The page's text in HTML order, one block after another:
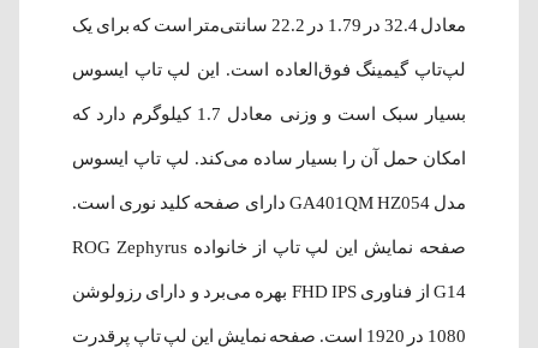
معادل 32.4 در 1.79 در 22.2 سانتی‌متر است که برای یک
لپ‌تاپ گیمینگ فوق‌العاده است. این لپ تاپ ایسوس
بسیار سبک است و وزنی معادل 1.7 کیلوگرم دارد که
امکان حمل آن را بسیار ساده می‌کند. لپ تاپ ایسوس
مدل GA401QM HZ054 دارای صفحه کلید نوری است.
صفحه نمایش این لپ تاپ از خانواده‌ ROG Zephyrus
G14 از فناوری FHD IPS بهره می‌برد و دارای رزولوشن
1080 در 1920 است. صفحه نمایش این لپ تاپ پرقدرت